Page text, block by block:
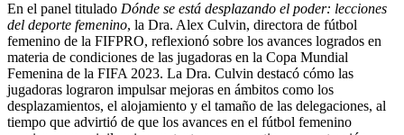
En el panel titulado Dónde se está desplazando el poder: lecciones
del deporte femenino, la Dra. Alex Culvin, directora de fútbol
femenino de la FIFPRO, reflexionó sobre los avances logrados en
materia de condiciones de las jugadoras en la Copa Mundial
Femenina de la FIFA 2023. La Dra. Culvin destacó cómo las
jugadoras lograron impulsar mejoras en ámbitos como los
desplazamientos, el alojamiento y el tamaño de las delegaciones, al
tiempo que advirtió de que los avances en el fútbol femenino